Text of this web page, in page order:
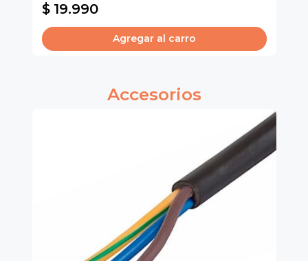
$ 19.990
Agregar al carro
Accesorios